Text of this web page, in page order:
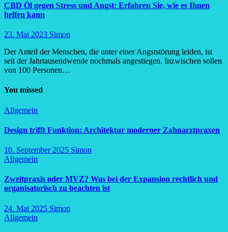
CBD Öl gegen Stress und Angst: Erfahren Sie, wie es Ihnen
helfen kann
23. Mai 2023 Simon
Der Anteil der Menschen, die unter einer Angststörung leiden, ist
seit der Jahrtausendwende nochmals angestiegen. Inzwischen sollen
von 100 Personen…
You missed
Allgemein
Design trifft Funktion: Architektur moderner Zahnarztpraxen
10. September 2025 Simon
Allgemein
Zweitpraxis oder MVZ? Was bei der Expansion rechtlich und
organisatorisch zu beachten ist
24. Mai 2025 Simon
Allgemein